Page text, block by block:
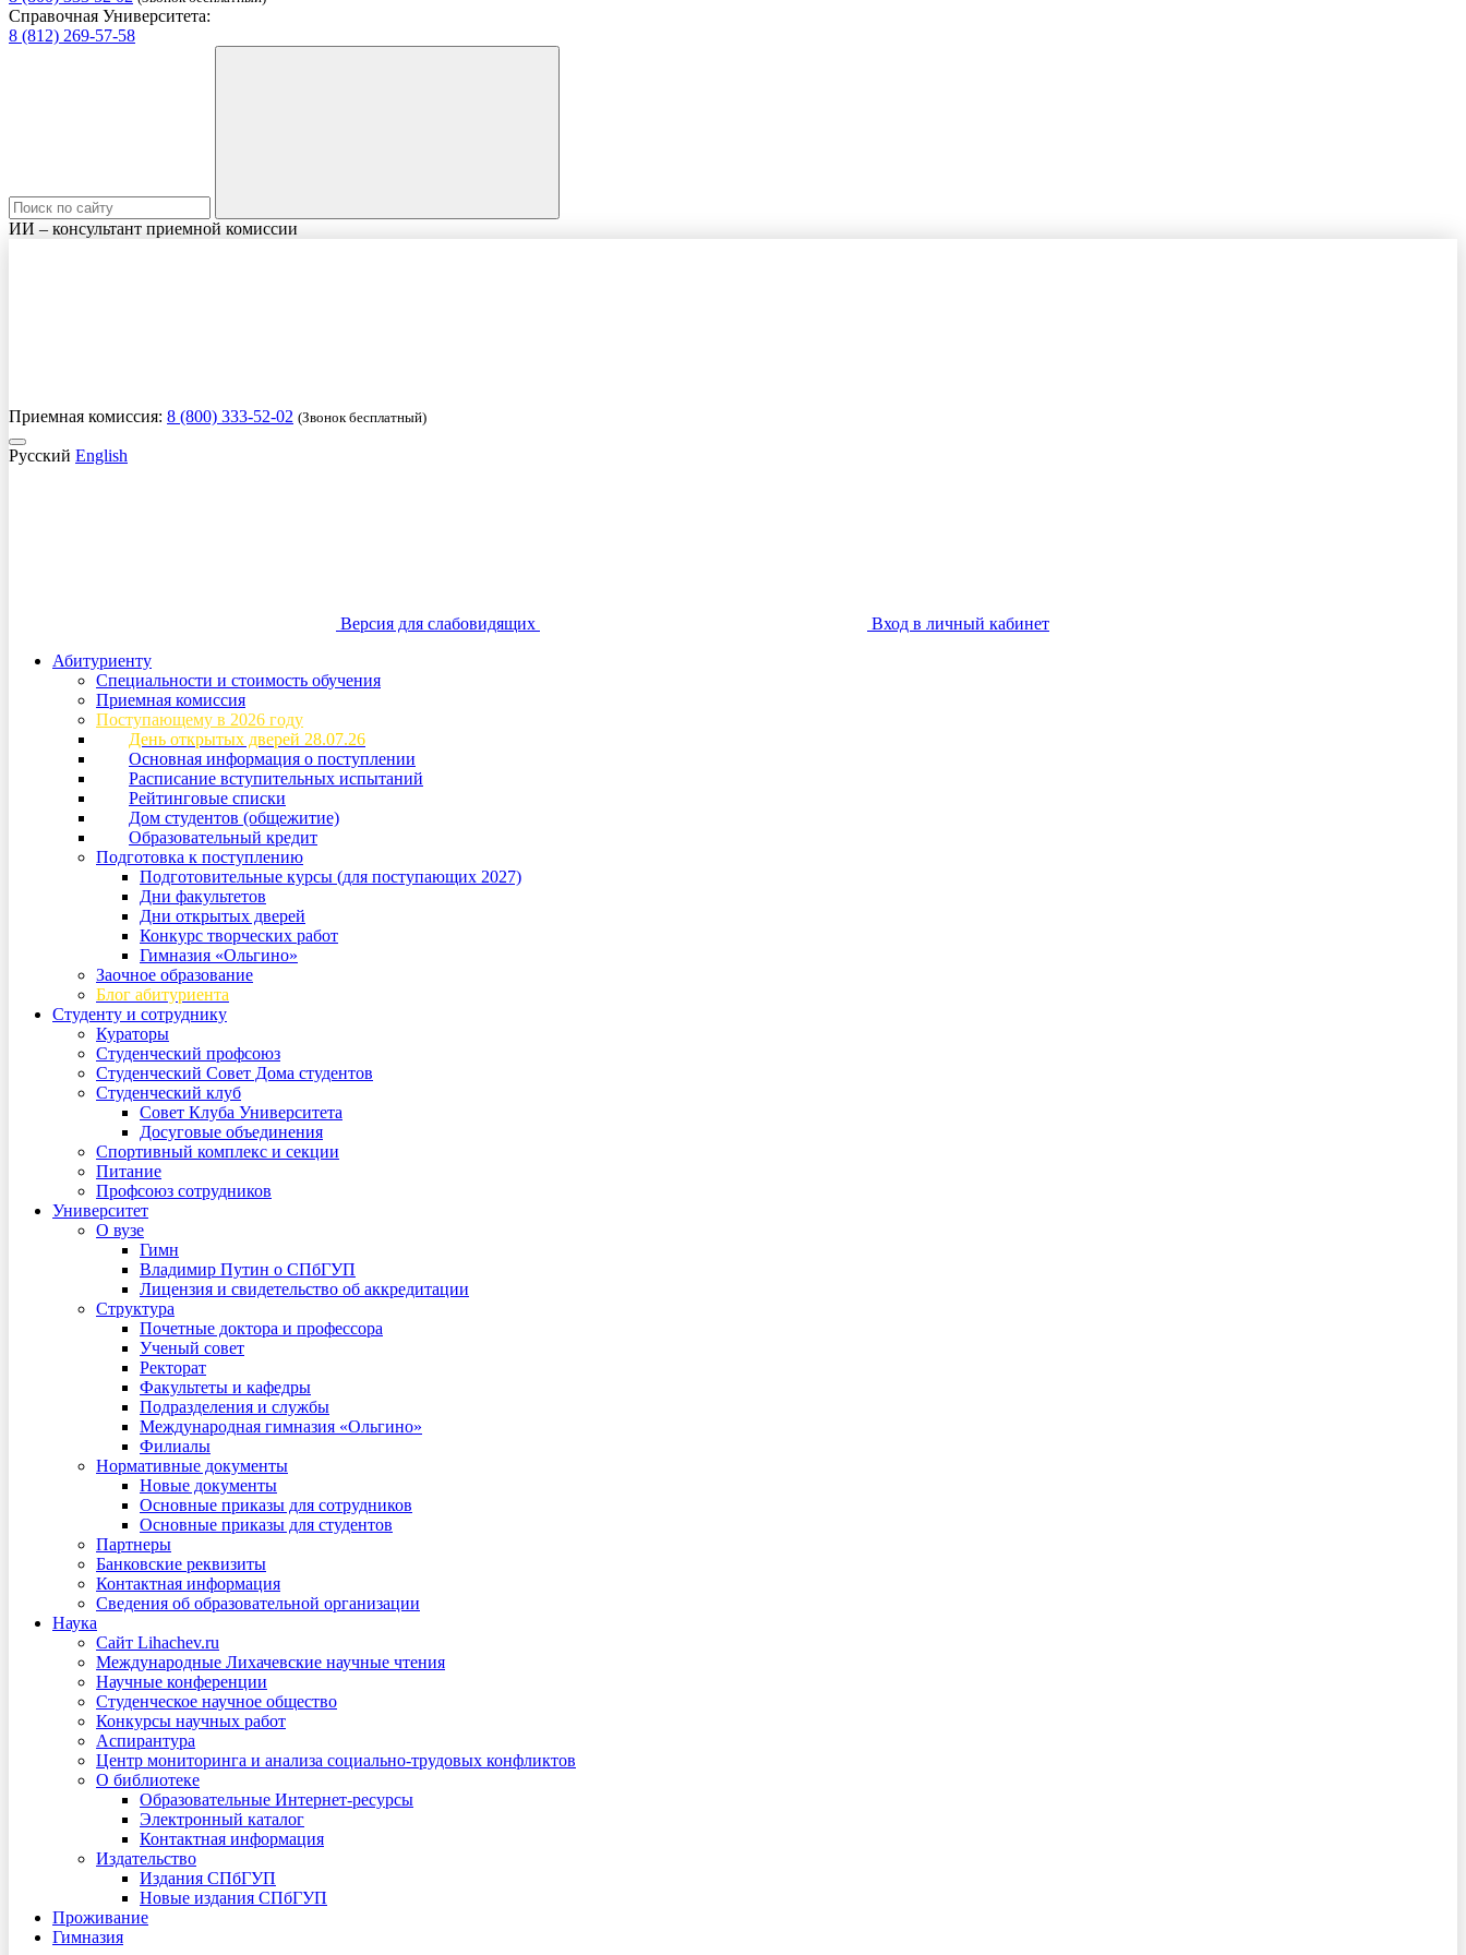
Справочная Университета:
8 (812) 269-57-58
ИИ – консультант приемной комиссии
Приемная комиссия: 8 (800) 333-52-02 (Звонок бесплатный)
Русский English
Версия для слабовидящих
Вход в личный кабинет
Абитуриенту
Специальности и стоимость обучения
Приемная комиссия
Поступающему в 2026 году
День открытых дверей 28.07.26
Основная информация о поступлении
Расписание вступительных испытаний
Рейтинговые списки
Дом студентов (общежитие)
Образовательный кредит
Подготовка к поступлению
Подготовительные курсы (для поступающих 2027)
Дни факультетов
Дни открытых дверей
Конкурс творческих работ
Гимназия «Ольгино»
Заочное образование
Блог абитуриента
Студенту и сотруднику
Кураторы
Студенческий профсоюз
Студенческий Совет Дома студентов
Студенческий клуб
Совет Клуба Университета
Досуговые объединения
Спортивный комплекс и секции
Питание
Профсоюз сотрудников
Университет
О вузе
Гимн
Владимир Путин о СПбГУП
Лицензия и свидетельство об аккредитации
Структура
Почетные доктора и профессора
Ученый совет
Ректорат
Факультеты и кафедры
Подразделения и службы
Международная гимназия «Ольгино»
Филиалы
Нормативные документы
Новые документы
Основные приказы для сотрудников
Основные приказы для студентов
Партнеры
Банковские реквизиты
Контактная информация
Сведения об образовательной организации
Наука
Сайт Lihachev.ru
Международные Лихачевские научные чтения
Научные конференции
Студенческое научное общество
Конкурсы научных работ
Аспирантура
Центр мониторинга и анализа социально-трудовых конфликтов
О библиотеке
Образовательные Интернет-ресурсы
Электронный каталог
Контактная информация
Издательство
Издания СПбГУП
Новые издания СПбГУП
Проживание
Гимназия